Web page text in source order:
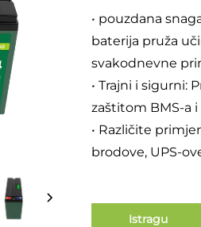
• pouzdana
baterija pruža
svakodnevne
• Trajni i sigurni:
zaštitom BMS-a
• Različite
brodove, UPS-
Istragu